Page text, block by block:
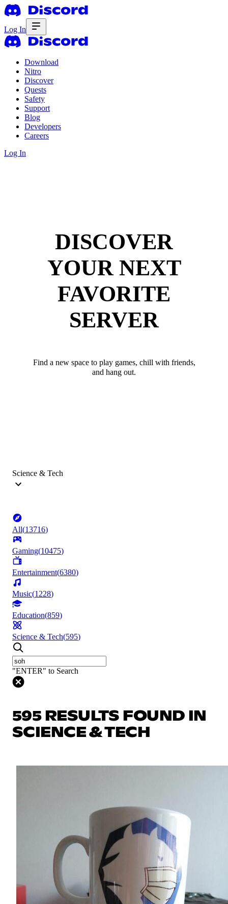
Log In
Download
Nitro
Discover
Quests
Safety
Support
Blog
Developers
Careers
Log In
DISCOVER
YOUR NEXT
FAVORITE
SERVER
Find a new space to play games, chill with friends,
and hang out.
Science & Tech
All(13716)
Gaming(10475)
Entertainment(6380)
Music(1228)
Education(859)
Science & Tech(595)
"ENTER" to Search
595 RESULTS FOUND IN
SCIENCE & TECH